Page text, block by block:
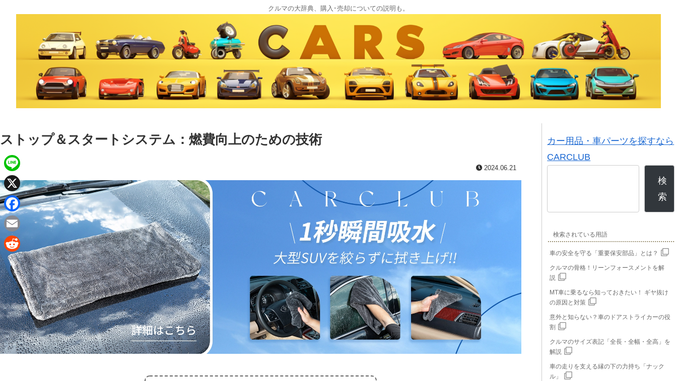
クルマの大辞典、購入･売却についての説明も。
ストップ＆スタートシステム：燃費向上のための技術
2024.06.21
カー用品・車パーツを探すなら
CARCLUB
検
索
検索されている用語
車の安全を守る「重要保安部品」とは？
クルマの骨格！リーンフォースメントを解
説
MT車に乗るなら知っておきたい！ ギヤ抜け
の原因と対策
意外と知らない？車のドアストライカーの役
割
クルマのサイズ表記「全長・全幅・全高」を
解説
車の走りを支える縁の下の力持ち「ナック
ル」
L
i
n
e
X
F
a
c
e
b
o
o
k
E
m
a
i
l
R
e
d
d
i
t